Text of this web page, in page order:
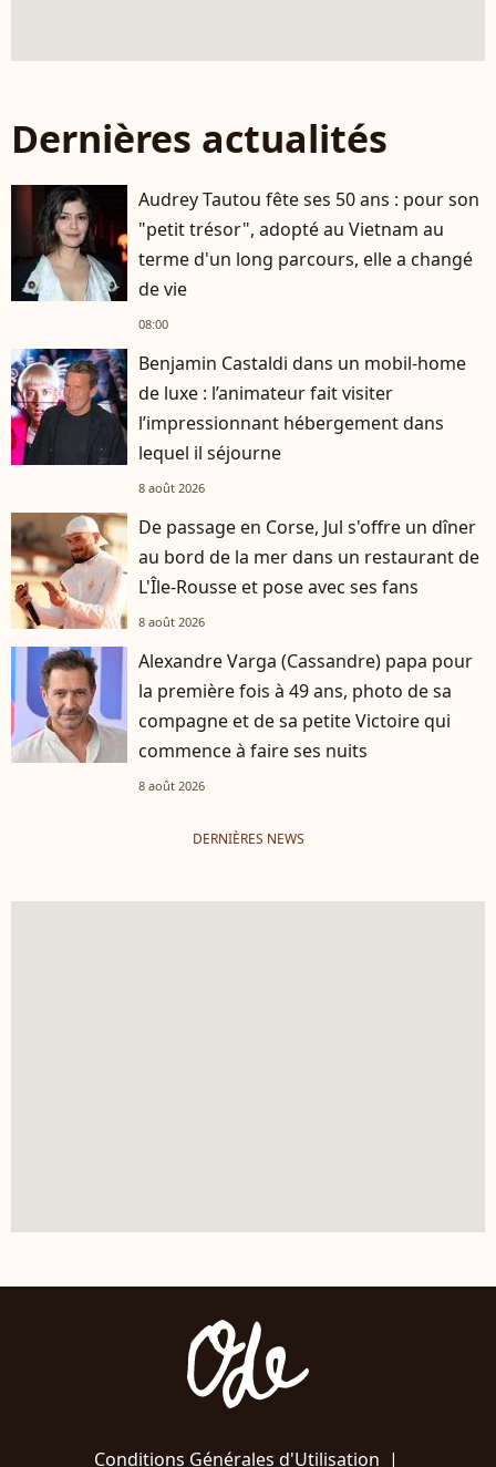
Dernières actualités
Audrey Tautou fête ses 50 ans : pour son
"petit trésor", adopté au Vietnam au
terme d'un long parcours, elle a changé
de vie
08:00
Benjamin Castaldi dans un mobil-home
de luxe : l’animateur fait visiter
l’impressionnant hébergement dans
lequel il séjourne
8 août 2026
De passage en Corse, Jul s'offre un dîner
au bord de la mer dans un restaurant de
L'Île-Rousse et pose avec ses fans
8 août 2026
Alexandre Varga (Cassandre) papa pour
la première fois à 49 ans, photo de sa
compagne et de sa petite Victoire qui
commence à faire ses nuits
8 août 2026
DERNIÈRES NEWS
Conditions Générales d'Utilisation |